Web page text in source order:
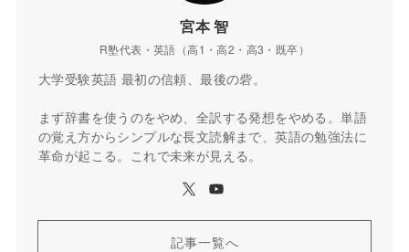
宮本 智
R塾代表・英語（高1・高2・高3・既卒）
大学受験英語 最初の信頼、最後の砦。
まず辞書を使うのをやめ、全訳する発想をやめる。単語
の覚え方からシンプルな長文読解まで、英語の勉強法に
革命が起こる。これで未来が見える。
記事一覧へ